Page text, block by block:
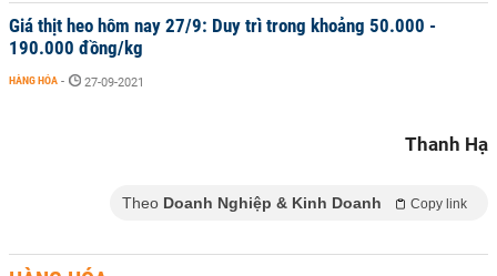
Giá thịt heo hôm nay 27/9: Duy trì trong khoảng 50.000 -
190.000 đồng/kg
HÀNG HÓA - 27-09-2021
Thanh Hạ
Theo Doanh Nghiệp & Kinh Doanh Copy link